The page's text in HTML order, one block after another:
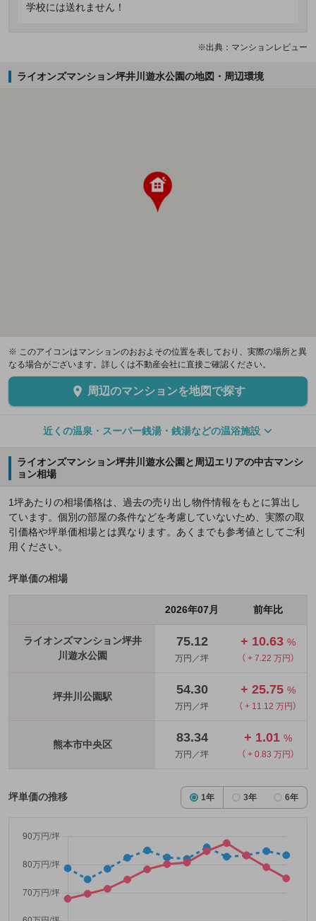
学校には送れません！
※出典：マンションレビュー
ライオンズマンション坪井川遊水公園の地図・周辺環境
※ このアイコンはマンションのおおよその位置を表しており、実際の場所と異
なる場合がございます。詳しくは不動産会社に直接ご確認ください。
周辺のマンションを地図で探す
近くの温泉・スーパー銭湯・銭湯などの温浴施設
ライオンズマンション坪井川遊水公園と周辺エリアの中古マンシ
ョン相場
1坪あたりの相場価格は、過去の売り出し物件情報をもとに算出し
ています。個別の部屋の条件などを考慮していないため、実際の取
引価格や坪単価相場とは異なります。あくまでも参考値としてご利
用ください。
坪単価の相場
2026年07月 前年比
ライオンズマンション坪井
川遊水公園
75.12
万円／坪
+ 10.63 %
（ + 7.22 万円）
坪井川公園駅 54.30
万円／坪
+ 25.75 %
（ + 11.12 万円）
熊本市中央区 83.34
万円／坪
+ 1.01 %
（ + 0.83 万円）
坪単価の推移 1年 3年 6年